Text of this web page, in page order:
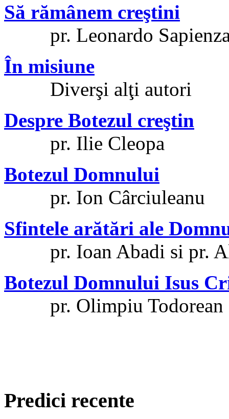
Să rămânem creştini
pr. Leonardo
În misiune
Diverşi alţi autori
Despre Botezul creştin
pr. Ilie Cleopa
Botezul Domnului
pr. Ion Cârciuleanu
Sfintele arătări ale
pr. Ioan Abadi si pr.
Botezul Domnului Isus
pr. Olimpiu Todorean
Predici recente